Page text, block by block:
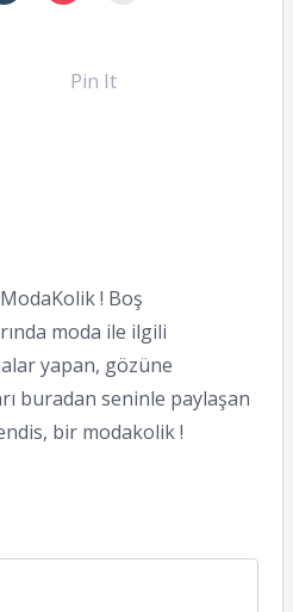
Pin It
! Boş
moda ile ilgili
yapan, gözüne
buradan seninle paylaşan
bir modakolik !